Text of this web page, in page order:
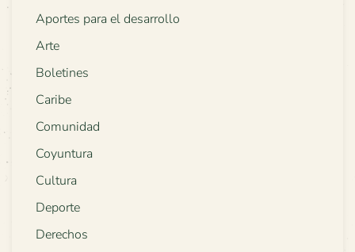
Aportes para el desarrollo
Arte
Boletines
Caribe
Comunidad
Coyuntura
Cultura
Deporte
Derechos